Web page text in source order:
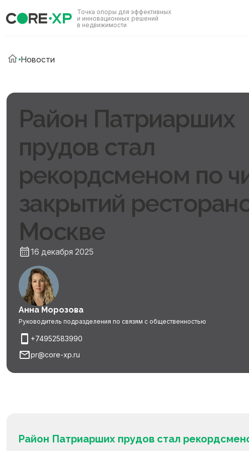
Точка опоры для эффективных
и инновационных решений
в недвижимости
Новости
Район Патриарших
прудов стал
рекордсменом по
закрытий
Москве
16 декабря 2025
Анна Морозова
Руководитель подразделения по связям с общественностью
+74952583990
pr@core-xp.ru
Район Патриарших прудов стал